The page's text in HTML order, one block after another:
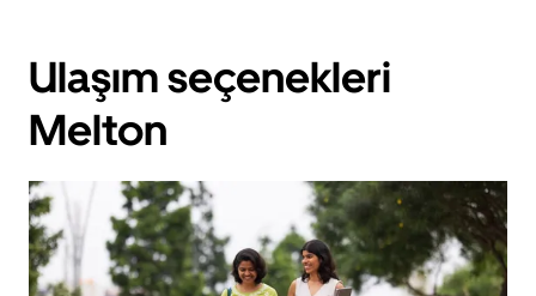
Ulaşım seçenekleri
Melton